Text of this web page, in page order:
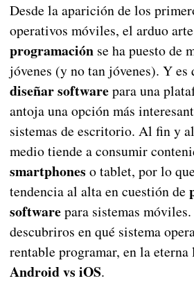
Desde la aparición de los
operativos móviles, el arduo
programaciónse ha puesto de
jóvenes (y no tan jóvenes). Y es
diseñar softwarepara una
antoja una opción más
sistemas de escritorio. Al fin y
medio tiende a consumir
smartphones o tablet, por lo
tendencia al alta en cuestión de
softwarepara sistemas
descubriros en qué sistema
rentable programar, en la eterna
Android vs iOS.